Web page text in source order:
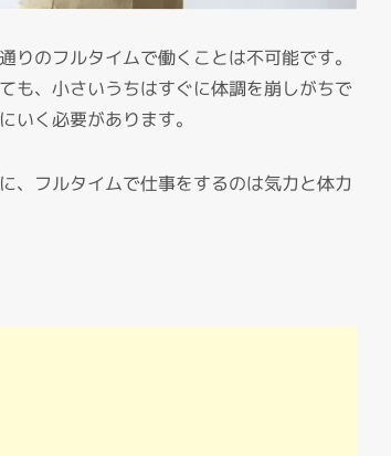
りのフルタイムで働くことは不可能です。
も、小さいうちはすぐに体調を崩しがちで
いく必要があります。
、フルタイムで仕事をするのは気力と体力